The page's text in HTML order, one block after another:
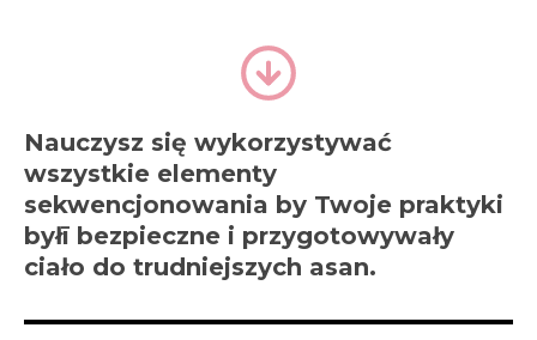
Nauczysz się wykorzystywać
wszystkie elementy
sekwencjonowania by Twoje praktyki
byłī bezpieczne i przygotowywały
ciało do trudniejszych asan.